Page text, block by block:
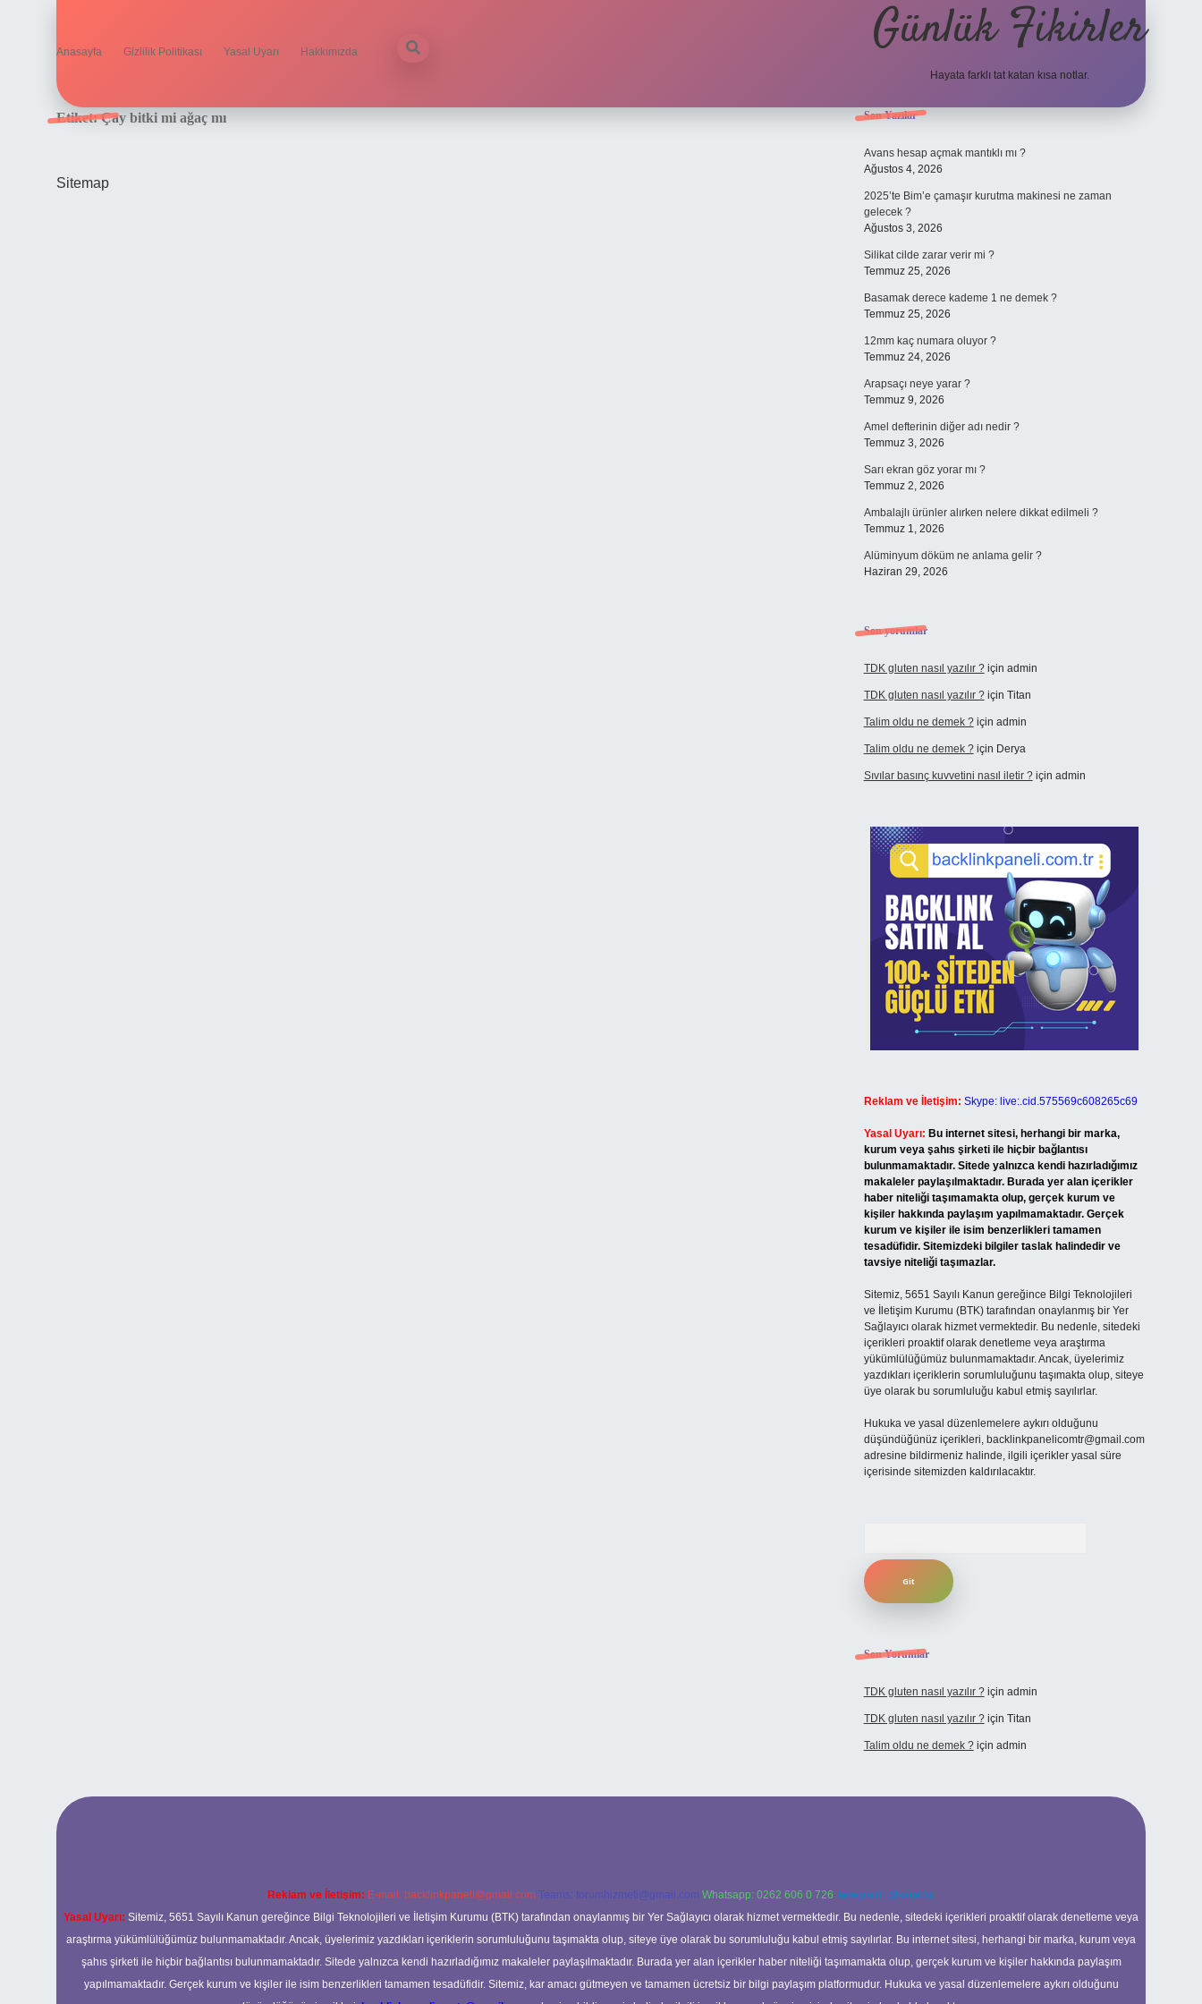
Anasayfa Gizlilik Politikası Yasal Uyarı Hakkımızda Günlük Fikirler
Hayata farklı tat katan kısa notlar.
Etiket:Çay bitki mi ağaç mı
Sitemap
Sidebar
Son Yazılar
Avans hesap açmak mantıklı mı ?
Ağustos 4, 2026
2025’te Bim’e çamaşır kurutma makinesi ne zaman
gelecek ?
Ağustos 3, 2026
Silikat cilde zarar verir mi ?
Temmuz 25, 2026
Basamak derece kademe 1 ne demek ?
Temmuz 25, 2026
12mm kaç numara oluyor ?
Temmuz 24, 2026
Arapsaçı neye yarar ?
Temmuz 9, 2026
Amel defterinin diğer adı nedir ?
Temmuz 3, 2026
Sarı ekran göz yorar mı ?
Temmuz 2, 2026
Ambalajlı ürünler alırken nelere dikkat edilmeli ?
Temmuz 1, 2026
Alüminyum döküm ne anlama gelir ?
Haziran 29, 2026
Son yorumlar
TDK gluten nasıl yazılır ?için admin
TDK gluten nasıl yazılır ?için Titan
Talim oldu ne demek ?için admin
Talim oldu ne demek ?için Derya
Sıvılar basınç kuvvetini nasıl iletir ?için admin
Reklam ve İletişim: Skype: live:.cid.575569c608265c69
Yasal Uyarı: Bu internet sitesi, herhangi bir marka,
kurum veya şahıs şirketi ile hiçbir bağlantısı
bulunmamaktadır. Sitede yalnızca kendi hazırladığımız
makaleler paylaşılmaktadır. Burada yer alan içerikler
haber niteliği taşımamakta olup, gerçek kurum ve
kişiler hakkında paylaşım yapılmamaktadır. Gerçek
kurum ve kişiler ile isim benzerlikleri tamamen
tesadüfidir. Sitemizdeki bilgiler taslak halindedir ve
tavsiye niteliği taşımazlar.
Sitemiz, 5651 Sayılı Kanun gereğince Bilgi Teknolojileri
ve İletişim Kurumu (BTK) tarafından onaylanmış bir Yer
Sağlayıcı olarak hizmet vermektedir. Bu nedenle, sitedeki
içerikleri proaktif olarak denetleme veya araştırma
yükümlülüğümüz bulunmamaktadır. Ancak, üyelerimiz
yazdıkları içeriklerin sorumluluğunu taşımakta olup, siteye
üye olarak bu sorumluluğu kabul etmiş sayılırlar.
Hukuka ve yasal düzenlemelere aykırı olduğunu
düşündüğünüz içerikleri, backlinkpanelicomtr@gmail.com
adresine bildirmeniz halinde, ilgili içerikler yasal süre
içerisinde sitemizden kaldırılacaktır.
Son Yorumlar
TDK gluten nasıl yazılır ?için admin
TDK gluten nasıl yazılır ?için Titan
Talim oldu ne demek ?için admin
Reklam ve İletişim: E-mail: backlinkpaneli@gmail.com Teams: forumhizmeti@gmail.com Whatsapp: 0262 606 0 726 Telegram: @karabul
Yasal Uyarı: Sitemiz, 5651 Sayılı Kanun gereğince Bilgi Teknolojileri ve İletişim Kurumu (BTK) tarafından onaylanmış bir Yer Sağlayıcı olarak hizmet vermektedir. Bu nedenle, sitedeki içerikleri proaktif olarak denetleme veya
araştırma yükümlülüğümüz bulunmamaktadır. Ancak, üyelerimiz yazdıkları içeriklerin sorumluluğunu taşımakta olup, siteye üye olarak bu sorumluluğu kabul etmiş sayılırlar. Bu internet sitesi, herhangi bir marka, kurum veya
şahıs şirketi ile hiçbir bağlantısı bulunmamaktadır. Sitede yalnızca kendi hazırladığımız makaleler paylaşılmaktadır. Burada yer alan içerikler haber niteliği taşımamakta olup, gerçek kurum ve kişiler hakkında paylaşım
yapılmamaktadır. Gerçek kurum ve kişiler ile isim benzerlikleri tamamen tesadüfidir. Sitemiz, kar amacı gütmeyen ve tamamen ücretsiz bir bilgi paylaşım platformudur. Hukuka ve yasal düzenlemelere aykırı olduğunu